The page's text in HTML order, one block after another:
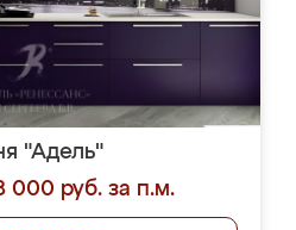
"Адель"
000 руб. за п.м.